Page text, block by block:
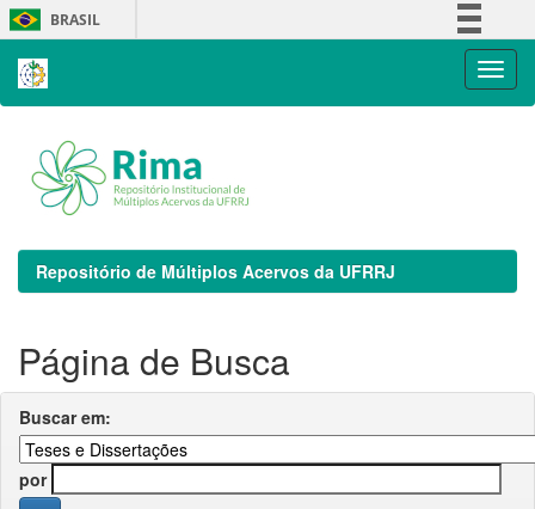
Skip
navigation
BRASIL
Repositório de Múltiplos Acervos da UFRRJ
Página de Busca
Buscar em:
por